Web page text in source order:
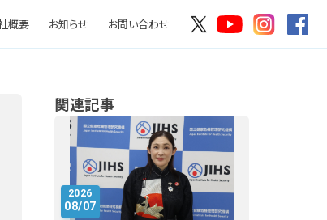
概要 お知らせ お問い合わせ
関連記事
2026
08/07